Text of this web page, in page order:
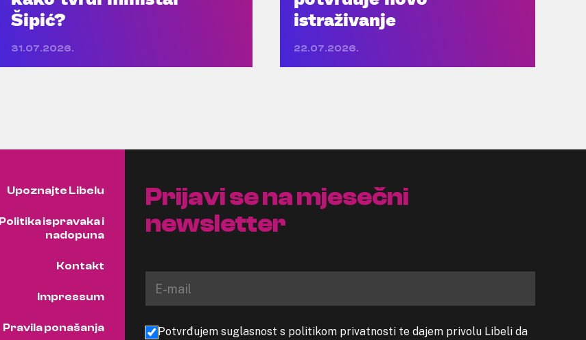
Šipić?
31.07.2026.
istraživanje
22.07.2026.
Upoznajte Libelu
Politika ispravaka i
nadopuna
Kontakt
Impressum
Pravila ponašanja
Prijavi se na mjesečni
newsletter
Potvrđujem suglasnost s politikom privatnosti te dajem privolu Libeli da